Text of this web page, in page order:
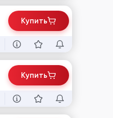
Купить
Купить